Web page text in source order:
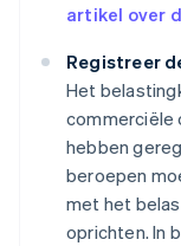
artikel over
Registreer
Het
commerciële
hebben
beroepen
met het
oprichten. In